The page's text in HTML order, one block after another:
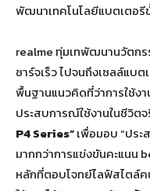
พัฒนาเทคโนโลยีแบตเตอรี
realme ทุ่มเทพัฒนานวัตก
ชาร์จเร็ว ไปจนถึงเซลล์แบ
พื้นฐานแนวคิดที่ว่าการใช้ง
ประสบการณ์ใช้งานในชีวิต
P4Series”เพื่อมอบ “ประ
มากกว่าการแข่งขันคะแนน
หลักที่ตอบโจทย์ไลฟ์สไตล์